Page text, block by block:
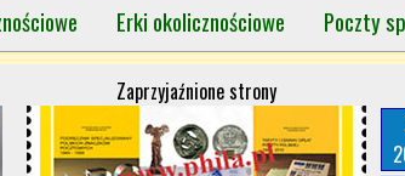
Erki okolicznościowe Poczty
Zaprzyjaźnione strony